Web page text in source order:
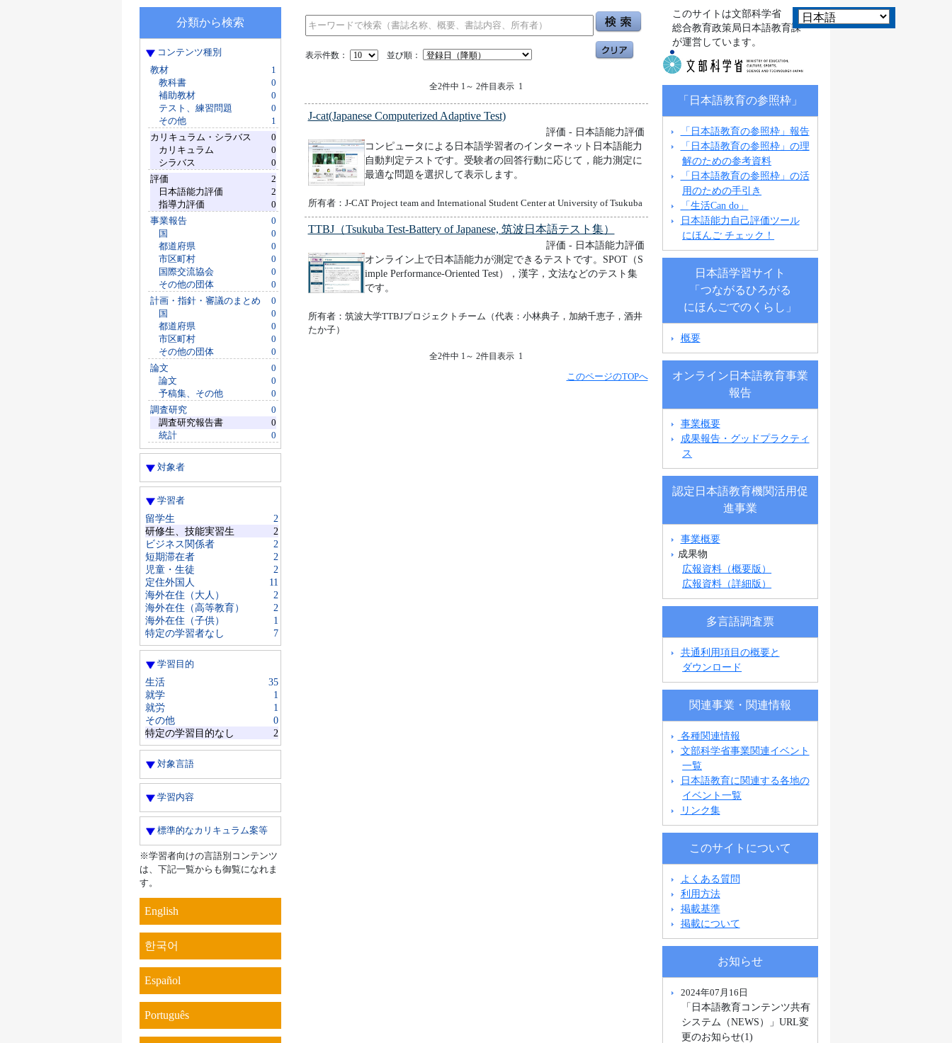
分類から検索
コンテンツ種別
教材
1
教科書
0
補助教材
0
テスト、練習問題
0
その他
1
カリキュラム・シラバス
0
カリキュラム
0
シラバス
0
評価
2
日本語能力評価
2
指導力評価
0
事業報告
0
国
0
都道府県
0
市区町村
0
国際交流協会
0
その他の団体
0
計画・指針・審議のまとめ
0
国
0
都道府県
0
市区町村
0
その他の団体
0
論文
0
論文
0
予稿集、その他
0
調査研究
0
調査研究報告書
0
統計
0
対象者
学習者
留学生
2
研修生、技能実習生
2
ビジネス関係者
2
短期滞在者
2
児童・生徒
2
定住外国人
11
海外在住（大人）
2
海外在住（高等教育）
2
海外在住（子供）
1
特定の学習者なし
7
学習目的
生活
35
就学
1
就労
1
その他
0
特定の学習目的なし
2
対象言語
学習内容
標準的なカリキュラム案等
※学習者向けの言語別コンテンツ
は、下記一覧からも御覧になれま
す。
English
한국어
Español
Português
表示件数： 並び順：
全2件中 1～ 2件目表示 1
J-cat(Japanese Computerized Adaptive Test)
評価 - 日本語能力評価
コンピュータによる日本語学習者のインターネット日本語能力
自動判定テストです。受験者の回答行動に応じて，能力測定に
最適な問題を選択して表示します。
所有者：J-CAT Project team and International Student Center at University of Tsukuba
TTBJ（Tsukuba Test-Battery of Japanese, 筑波日本語テスト集）
評価 - 日本語能力評価
オンライン上で日本語能力が測定できるテストです。SPOT（S
imple Performance-Oriented Test），漢字，文法などのテスト集
です。
所有者：筑波大学TTBJプロジェクトチーム（代表：小林典子，加納千恵子，酒井
たか子）
全2件中 1～ 2件目表示 1
このページのTOPへ
このサイトは文部科学省
総合教育政策局日本語教育課
が運営しています。
「日本語教育の参照枠」
「日本語教育の参照枠」報告
「日本語教育の参照枠」の理
解のための参考資料
「日本語教育の参照枠」の活
用のための手引き
「生活Can do」
日本語能力自己評価ツール
にほんご チェック！
日本語学習サイト
「つながるひろがる
にほんごでのくらし」
概要
オンライン日本語教育事業
報告
事業概要
成果報告・グッドプラクティ
ス
認定日本語教育機関活用促
進事業
事業概要
成果物
広報資料（概要版）
広報資料（詳細版）
多言語調査票
共通利用項目の概要と
ダウンロード
関連事業・関連情報
各種関連情報
文部科学省事業関連イベント
一覧
日本語教育に関連する各地の
イベント一覧
リンク集
このサイトについて
よくある質問
利用方法
掲載基準
掲載について
お知らせ
2024年07月16日
「日本語教育コンテンツ共有
システム（NEWS）」URL変
更のお知らせ(1)